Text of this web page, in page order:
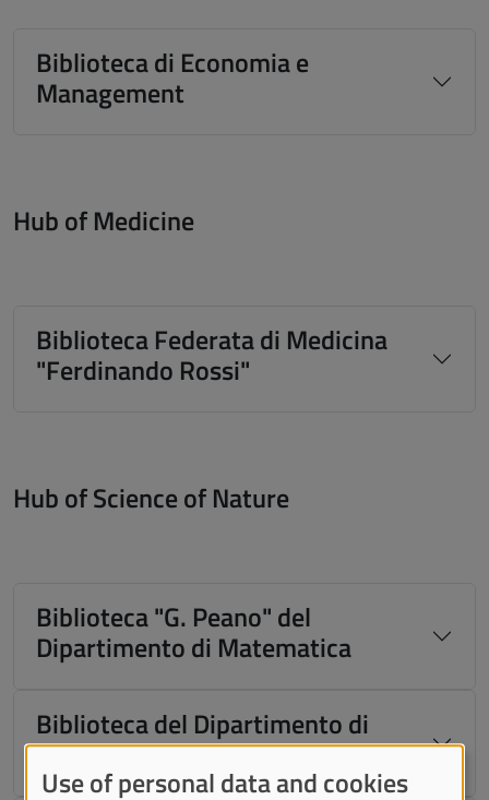
Biblioteca di Economia e
Management
Hub of Medicine
Biblioteca Federata di Medicina
"Ferdinando Rossi"
Hub of Science of Nature
Biblioteca "G. Peano" del
Dipartimento di Matematica
Biblioteca del Dipartimento di
Scienze della Terra
Use of personal data and cookies